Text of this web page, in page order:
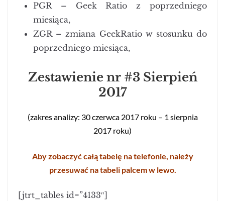
PGR – Geek Ratio z poprzedniego
miesiąca,
ZGR – zmiana GeekRatio w stosunku do
poprzedniego miesiąca,
Zestawienie nr #3 Sierpień
2017
(zakres analizy: 30 czerwca 2017 roku – 1 sierpnia
2017 roku)
Aby zobaczyć całą tabelę na telefonie, należy
przesuwać na tabeli palcem w lewo.
[jtrt_tables id=”4133″]